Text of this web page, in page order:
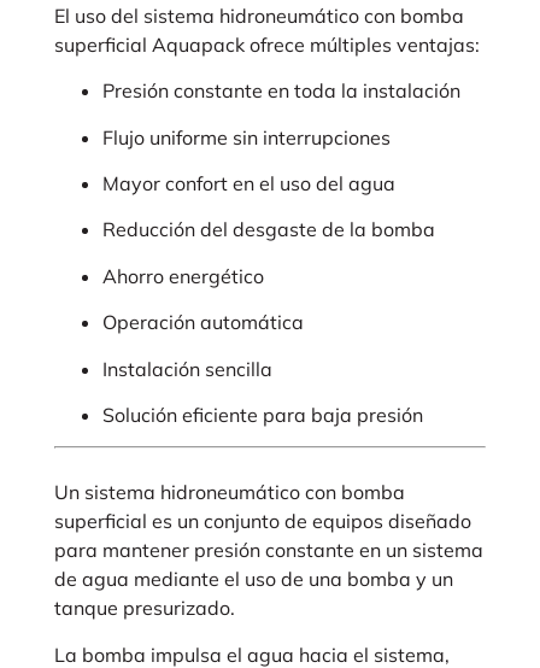
El uso del sistema hidroneumático con bomba
superficial Aquapack ofrece múltiples ventajas:
Presión constante en toda la instalación
Flujo uniforme sin interrupciones
Mayor confort en el uso del agua
Reducción del desgaste de la bomba
Ahorro energético
Operación automática
Instalación sencilla
Solución eficiente para baja presión
Un sistema hidroneumático con bomba
superficial es un conjunto de equipos diseñado
para mantener presión constante en un sistema
de agua mediante el uso de una bomba y un
tanque presurizado.
La bomba impulsa el agua hacia el sistema,